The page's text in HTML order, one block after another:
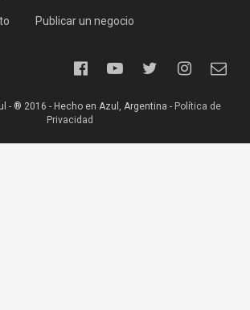
Publicar un negocio
- ® 2016 - Hecho en Azul, Argentina - Política de
Privacidad